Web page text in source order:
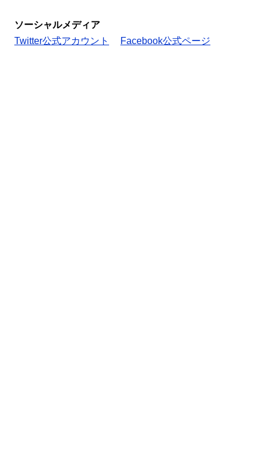
ソーシャルメディア
Twitter公式アカウント
Facebook公式ページ